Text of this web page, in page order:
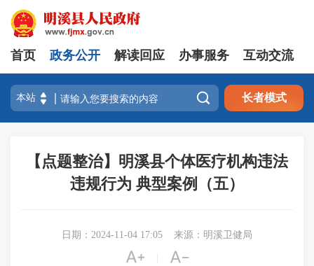
首页 政务公开 解读回应 办事服务 互动交流
 长者模式
【点题整治】明溪县个体医疗机构违法
违规行为 典型案例（五）
日期：2024-11-04 17:05 来源：明溪卫健局
 